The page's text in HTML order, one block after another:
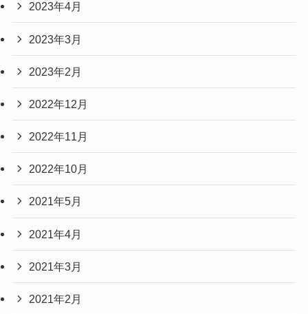
2023年4月
2023年3月
2023年2月
2022年12月
2022年11月
2022年10月
2021年5月
2021年4月
2021年3月
2021年2月